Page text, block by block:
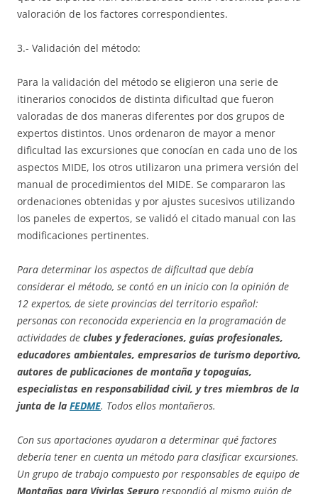
valoración de los factores correspondientes.
3.- Validación del método:
Para la validación del método se eligieron una serie de
itinerarios conocidos de distinta dificultad que fueron
valoradas de dos maneras diferentes por dos grupos de
expertos distintos. Unos ordenaron de mayor a menor
dificultad las excursiones que conocían en cada uno de los
aspectos MIDE, los otros utilizaron una primera versión del
manual de procedimientos del MIDE. Se compararon las
ordenaciones obtenidas y por ajustes sucesivos utilizando
los paneles de expertos, se validó el citado manual con las
modificaciones pertinentes.
Para determinar los aspectos de dificultad que debía
considerar el método, se contó en un inicio con la opinión de
12 expertos, de siete provincias del territorio español:
personas con reconocida experiencia en la programación de
actividades de clubes y federaciones, guías profesionales,
educadores ambientales, empresarios de turismo deportivo,
autores de publicaciones de montaña y topoguías,
especialistas en responsabilidad civil, y tres miembros de la
junta de la FEDME. Todos ellos montañeros.
Con sus aportaciones ayudaron a determinar qué factores
debería tener en cuenta un método para clasificar excursiones.
Un grupo de trabajo compuesto por responsables de equipo de
Montañas para Vivirlas Seguro respondió al mismo guión de